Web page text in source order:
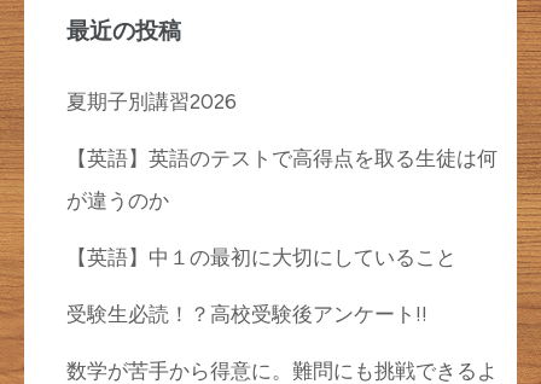
ョ
最近の投稿
夏期子別講習2026
【英語】英語のテストで高得点を取る生徒は何
が違うのか
【英語】中１の最初に大切にしていること
受験生必読！？高校受験後アンケート!!
数学が苦手から得意に。難問にも挑戦できるよ